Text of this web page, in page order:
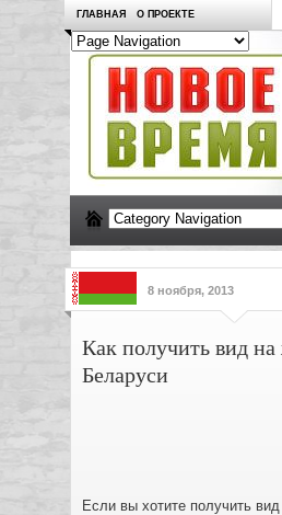
ГЛАВНАЯ О ПРОЕКТЕ
8 ноября, 2013
Как получить вид на
Беларуси
Если вы хотите получить